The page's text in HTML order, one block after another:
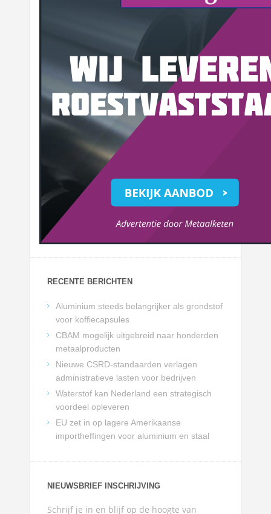
RECENTE BERICHTEN
Aluminium steeds belangrijker als grondstof
voor koffiecapsules
CBAM mogelijk uitgebreid naar honderden
metaalproducten
Nieuwe CSRD-standaarden verlagen
administratieve lasten voor bedrijven
Waterstof kan Nederland een strategisch
voordeel opleveren
EU zet in op lagere Amerikaanse
importheffingen voor aluminium en staal
NIEUWSBRIEF INSCHRIJVING
Schrijf je in en blijf op de hoogte van